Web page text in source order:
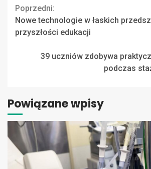
Continue
Reading
Poprzedni:
Nowe technologie w łaskich
przyszłości edukacji
39 uczniów zdobywa
podczas
Powiązane wpisy